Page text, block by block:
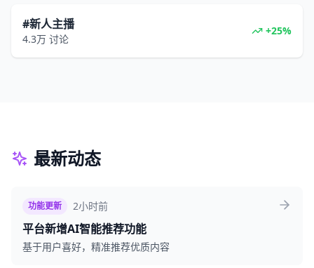
#新人主播
4.3万 讨论
+25%
最新动态
功能更新 2小时前
平台新增AI智能推荐功能
基于用户喜好，精准推荐优质内容